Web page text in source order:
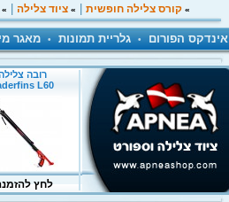
» קורס צלילה חופשית » ציוד צלילה »
אינדקס הפורום • גלריית תמונות • מאגר